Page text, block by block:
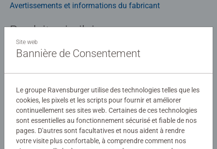
Avertissements et informations du fabricant
Produits similaires
soumise
0/0
Site web
Bannière de Consentement
Le groupe Ravensburger utilise des technologies telles que les
cookies, les pixels et les scripts pour fournir et améliorer
continuellement ses sites web. Certaines de ces technologies
sont essentielles au fonctionnement sécurisé et fiable de nos
pages. D'autres sont facultatives et nous aident à rendre
votre visite plus confortable, à comprendre comment nos